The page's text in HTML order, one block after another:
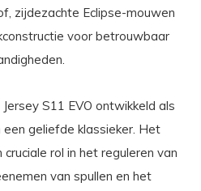
zijdezachte Eclipse-mouwen
voor betrouwbaar
S11 EVO ontwikkeld als
geliefde klassieker. Het
rol in het reguleren van
van spullen en het